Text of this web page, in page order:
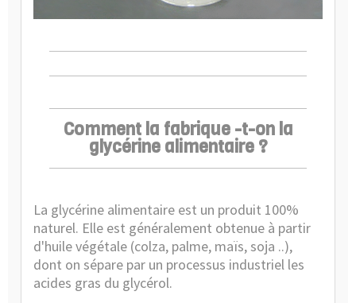
Comment la fabrique -t-on la
glycérine alimentaire ?
La glycérine alimentaire est un produit 100%
naturel. Elle est généralement obtenue à partir
d'huile végétale (colza, palme, maïs, soja ..),
dont on sépare par un processus industriel les
acides gras du glycérol.